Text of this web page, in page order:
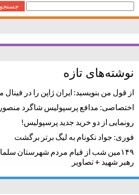
جستجو
برای:
نوشته‌های تازه
از قول من بنویسید: ایران ژاپن را در فینال
اختصاصی: مدافع پرسپولیس شاگرد
رونمایی از دو خرید جدید پرسپولیس!
فوری: جواد نکونام به لیگ برتر برگشت
۱۴۹مین شب از قیام مردم شهرستان
رهبر شهید + تصاویر